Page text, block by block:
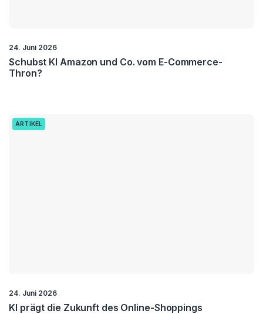
24. Juni 2026
Schubst KI Amazon und Co. vom E-Commerce-
Thron?
ARTIKEL
24. Juni 2026
KI prägt die Zukunft des Online-Shoppings